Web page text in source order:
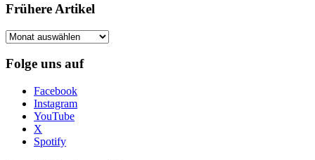
Frühere Artikel
Frühere
Folge uns auf
Facebook
Instagram
YouTube
X
Spotify